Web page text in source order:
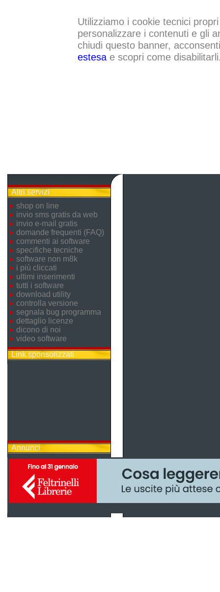
Utilizziamo i cookie tecnici
personalizzare i contenuti e gli
chiudi questo banner,
estesae scopri come
Altri servizi
shop on line
invio sms gratis da web
invio e-mail gratis
domande frequenti (FAQ)
commenti ai software
specifiche tecniche
software non m8k
i più cliccati
ultimi inserimenti
tutti i software
download utility
controlla versione
segnala bug programma
dettaglio licenze
dicono di noi
video software
Link sponsorizzati
Annunci